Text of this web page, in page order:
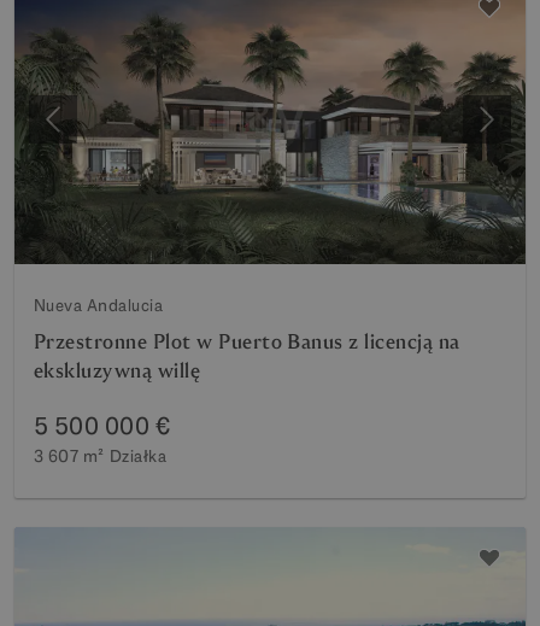
Poprzedni
Nueva Andalucia
Przestronne Plot w Puerto Banus z licencją na
ekskluzywną willę
5 500 000 €
3 607 m² Działka